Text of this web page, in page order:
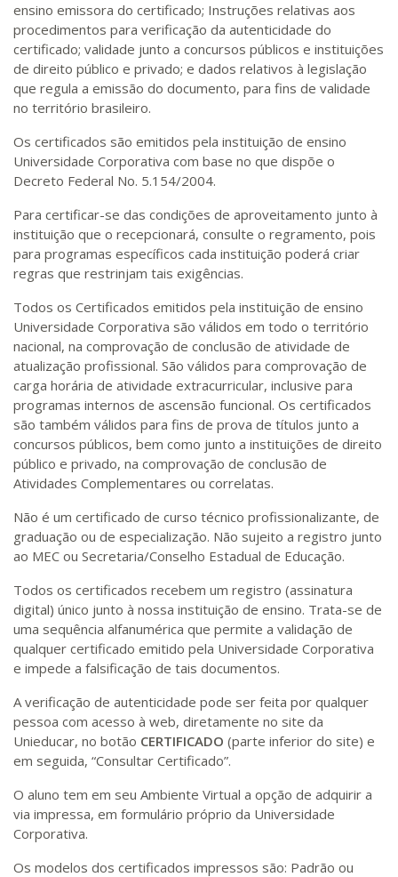
ensino emissora do certificado; Instruções relativas aos
procedimentos para verificação da autenticidade do
certificado; validade junto a concursos públicos e instituições
de direito público e privado; e dados relativos à legislação
que regula a emissão do documento, para fins de validade
no território brasileiro.
Os certificados são emitidos pela instituição de ensino
Universidade Corporativa com base no que dispõe o
Decreto Federal No. 5.154/2004.
Para certificar-se das condições de aproveitamento junto à
instituição que o recepcionará, consulte o regramento, pois
para programas específicos cada instituição poderá criar
regras que restrinjam tais exigências.
Todos os Certificados emitidos pela instituição de ensino
Universidade Corporativa são válidos em todo o território
nacional, na comprovação de conclusão de atividade de
atualização profissional. São válidos para comprovação de
carga horária de atividade extracurricular, inclusive para
programas internos de ascensão funcional. Os certificados
são também válidos para fins de prova de títulos junto a
concursos públicos, bem como junto a instituições de direito
público e privado, na comprovação de conclusão de
Atividades Complementares ou correlatas.
Não é um certificado de curso técnico profissionalizante, de
graduação ou de especialização. Não sujeito a registro junto
ao MEC ou Secretaria/Conselho Estadual de Educação.
Todos os certificados recebem um registro (assinatura
digital) único junto à nossa instituição de ensino. Trata-se de
uma sequência alfanumérica que permite a validação de
qualquer certificado emitido pela Universidade Corporativa
e impede a falsificação de tais documentos.
A verificação de autenticidade pode ser feita por qualquer
pessoa com acesso à web, diretamente no site da
Unieducar, no botão CERTIFICADO (parte inferior do site) e
em seguida, “Consultar Certificado”.
O aluno tem em seu Ambiente Virtual a opção de adquirir a
via impressa, em formulário próprio da Universidade
Corporativa.
Os modelos dos certificados impressos são: Padrão ou